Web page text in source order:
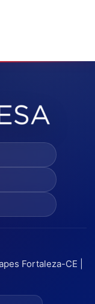
Fortaleza-CE |